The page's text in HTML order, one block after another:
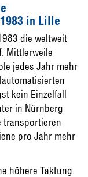
in Lille
die weltweit
Mittlerweile
jedes Jahr mehr
kein Einzelfall
in Nürnberg
transportieren
pro Jahr mehr
hö­here Taktung